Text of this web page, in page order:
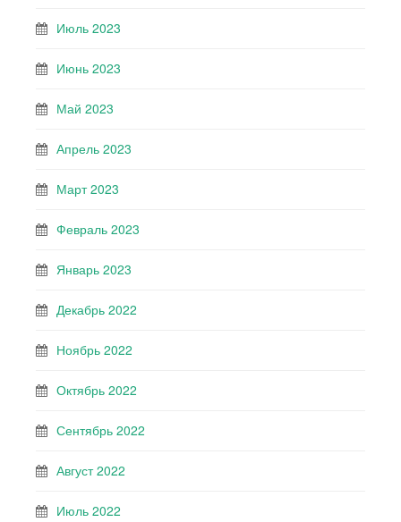
Июль 2023
Июнь 2023
Май 2023
Апрель 2023
Март 2023
Февраль 2023
Январь 2023
Декабрь 2022
Ноябрь 2022
Октябрь 2022
Сентябрь 2022
Август 2022
Июль 2022